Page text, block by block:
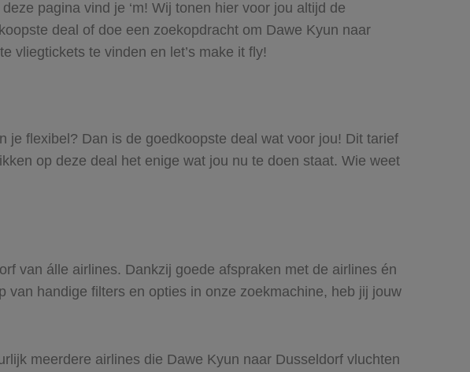
pagina vind je ‘m! Wij tonen hier voor jou altijd de
deal of doe een zoekopdracht om Dawe Kyun naar
vliegtickets te vinden en let’s make it fly!
flexibel? Dan is de goedkoopste deal wat voor jou! Dit tarief
op deze deal het enige wat jou nu te doen staat. Wie weet
van álle airlines. Dankzij goede afspraken met de airlines én
handige filters en opties in onze zoekmachine, heb jij jouw
meerdere airlines die Dawe Kyun naar Dusseldorf vluchten